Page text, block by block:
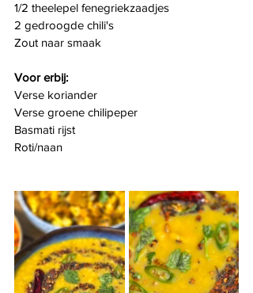
1/2 theelepel fenegriekzaadjes
2 gedroogde chili's
Zout naar smaak
Voor erbij:
Verse koriander
Verse groene chilipeper
Basmati rijst
Roti/naan